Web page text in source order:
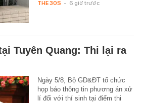
THE 30S - 6 giờ trước
Tuyên Quang: Thi lại ra
Ngày 5/8, Bộ GD&ĐT tổ chức
họp báo thông tin phương án xử
lí đối với thí sinh tại điểm thi